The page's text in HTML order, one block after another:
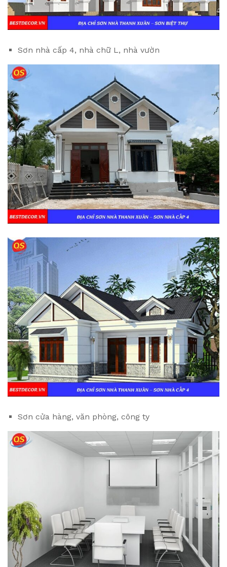
Sơn nhà cấp 4, nhà chữ L, nhà vườn
Sơn cửa hàng, văn phòng, công ty